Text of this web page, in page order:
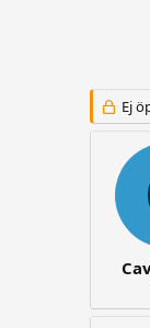
Ej